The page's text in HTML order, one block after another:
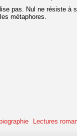
pas. Nul ne résiste à
métaphores.
Lectures